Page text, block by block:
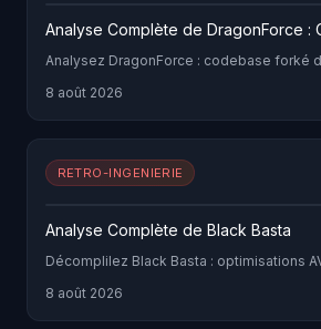
Analyse Complète de DragonForce :
Analysez DragonForce : codebase forké
8 août 2026
RETRO-INGENIERIE
Analyse Complète de Black Basta
Décomplilez Black Basta : optimisations
8 août 2026